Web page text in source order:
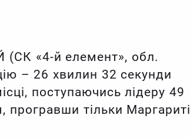
(СК «4-й елемент», обл.
– 26 хвилин 32 секунди
поступаючись лідеру 49
програвши тільки Маргариті